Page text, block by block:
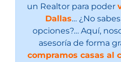
un Realtor para poder
Dallas… ¿No
opciones?… Aquí,
asesoría de forma
compramos casas al